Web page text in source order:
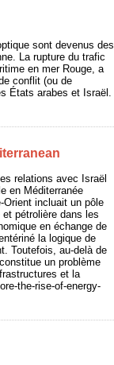
sont devenus des
La rupture du trafic
en mer Rouge, a
conflit (ou de
États arabes et Israël.
relations avec Israël
en Méditerranée
incluait un pôle
pétrolière dans les
en échange de
la logique de
Toutefois, au-delà de
un problème
et la
the-rise-of-energy-